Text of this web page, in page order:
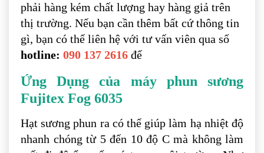
phải hàng kém chất lượng hay hàng giả trên
thị trường. Nếu bạn cần thêm bất cứ thông tin
gì, bạn có thể liên hệ với tư vấn viên qua số
hotline: 090 137 2616 để
Ứng Dụng của máy phun sương
Fujitex Fog 6035
Hạt sương phun ra có thể giúp làm hạ nhiệt độ
nhanh chóng từ 5 đến 10 độ C mà không làm